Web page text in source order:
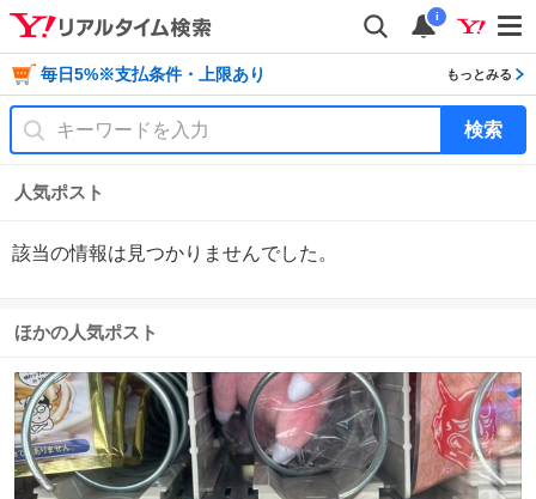
i
毎日5%※支払条件・上限あり もっとみる
検索
人気ポスト
該当の情報は見つかりませんでした。
ほかの人気ポスト